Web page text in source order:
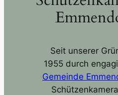
Seit unserer
1955 durch
Gemeinde